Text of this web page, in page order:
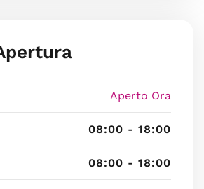
Aperto Ora
08:00 - 18:00
08:00 - 18:00